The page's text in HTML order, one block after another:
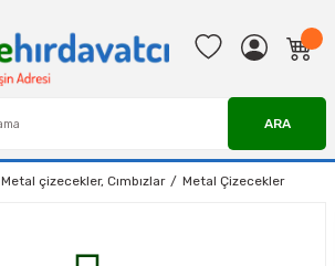
ARA
Metal çizecekler, Cımbızlar Metal Çizecekler